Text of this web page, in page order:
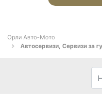
Орли Aвто-Mото
Автосервизи, Сервизи за